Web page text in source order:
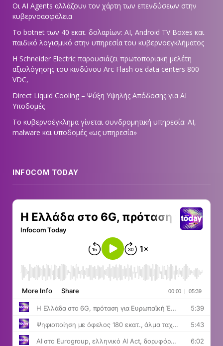
Οι AI Agents αλλάζουν τον χάρτη των επενδύσεων στην
κυβερνοασφάλεια
Το botnet των 40 εκατ. δολαρίων: AI, Android TV Boxes και
παιδικό λογισμικό στην υπηρεσία του κυβερνοεγκλήματος
Η Schneider Electric παρουσιάζει πρωτοποριακή μελέτη
αξιολόγησης του κινδύνου Arc Flash σε data centers 800
VDC,
Direct Liquid Cooling – Ψύξη Υψηλής Απόδοσης για AI
Υποδομές
Το κυβερνοέγκλημα γίνεται συνδρομητική υπηρεσία: AI,
malware και υποδομές «ως υπηρεσία»
INFOCOM TODAY